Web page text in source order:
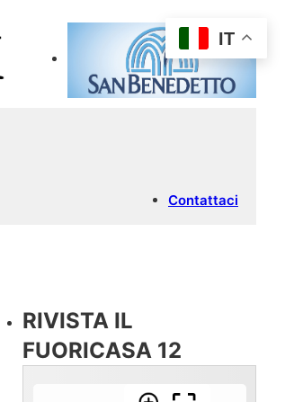
Contattaci
RIVISTA IL
FUORICASA 12
IT